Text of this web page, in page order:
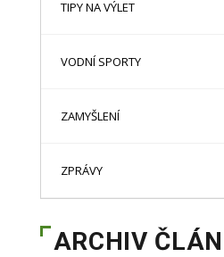
TIPY NA VÝLET
VODNÍ SPORTY
ZAMYŠLENÍ
ZPRÁVY
ARCHIV